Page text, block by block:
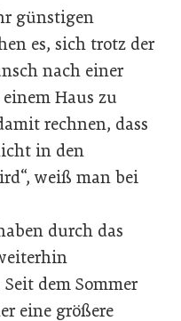
günstigen
es, sich trotz der
nach einer
Haus zu
rechnen, dass
in den
weiß man bei
durch das
dem Sommer
eine größere